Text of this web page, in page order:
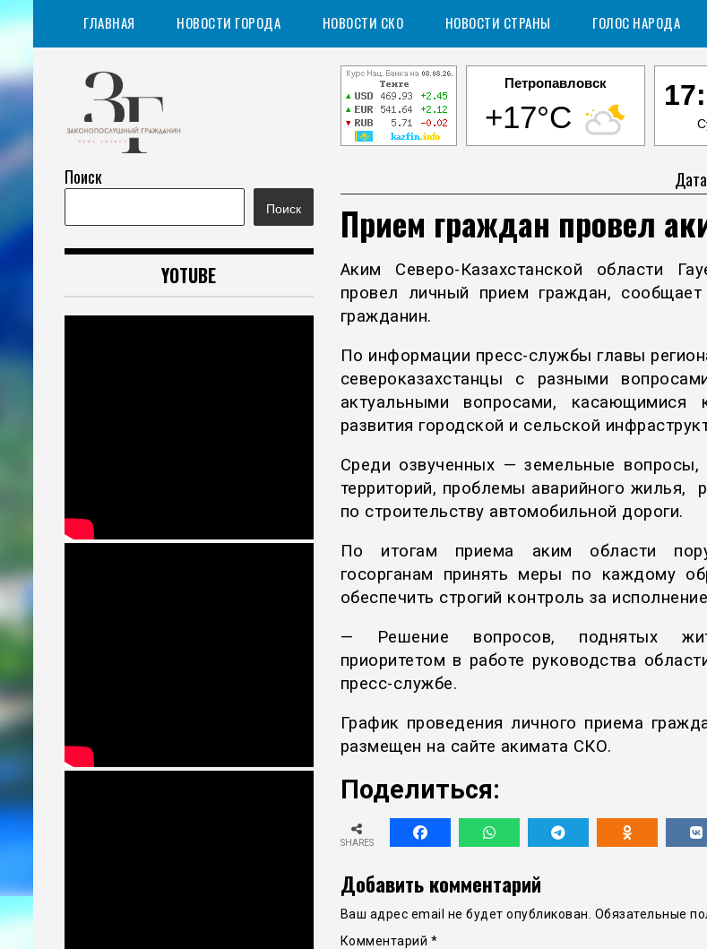
Перейти
к
содержимому
ГЛАВНАЯ НОВОСТИ ГОРОДА НОВОСТИ СКО НОВОСТИ СТРАНЫ ГОЛОС НАРОДА
Петропавловск
+17°C
Законопослушный
гражданин
Информационное агентство
Прием граждан провел
Аким Северо-Казахстанской области
провел личный прием граждан,
гражданин.
По информации пресс-службы главы
североказахстанцы с разными
актуальными вопросами, касающимися
развития городской и сельской
Среди озвученных — земельные вопросы,
территорий, проблемы аварийного жилья,
по строительству автомобильной дороги.
По итогам приема аким области
госорганам принять меры по каждому
обеспечить строгий контроль за
— Решение вопросов, поднятых
приоритетом в работе руководства
пресс-службе.
График проведения личного приема
размещен на сайте акимата СКО.
Поделиться:
SHARES
Добавить комментарий
Ваш адрес email не будет опубликован. Обязательные
Комментарий *
Поиск
Поиск
YOTUBE